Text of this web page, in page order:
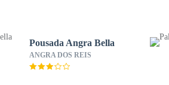
Pousada Angra Bella
ANGRA DOS REIS